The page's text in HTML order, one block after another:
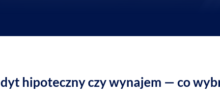
hipoteczny czy wynajem — co